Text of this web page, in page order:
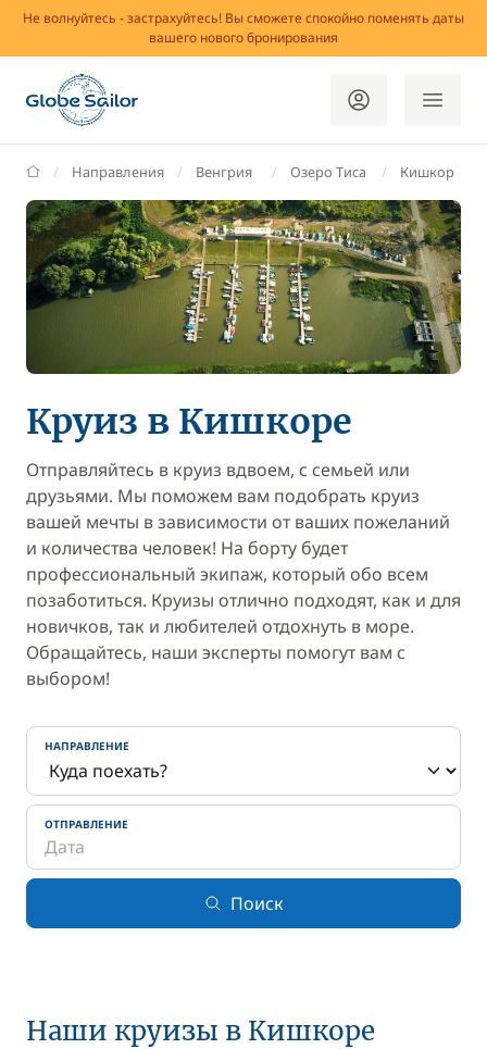
Не волнуйтесь - застрахуйтесь! Вы сможете спокойно поменять даты
вашего нового бронирования
GlobeSailor
Направления Венгрия Озеро Тиса Кишкор
Круиз в Кишкоре
Отправляйтесь в круиз вдвоем, с семьей или
друзьями. Мы поможем вам подобрать круиз
вашей мечты в зависимости от ваших пожеланий
и количества человек! На борту будет
профессиональный экипаж, который обо всем
позаботиться. Круизы отлично подходят, как и для
новичков, так и любителей отдохнуть в море.
Обращайтесь, наши эксперты помогут вам с
выбором!
НАПРАВЛЕНИЕ
ОТПРАВЛЕНИЕ
Поиск
Наши круизы в Кишкоре